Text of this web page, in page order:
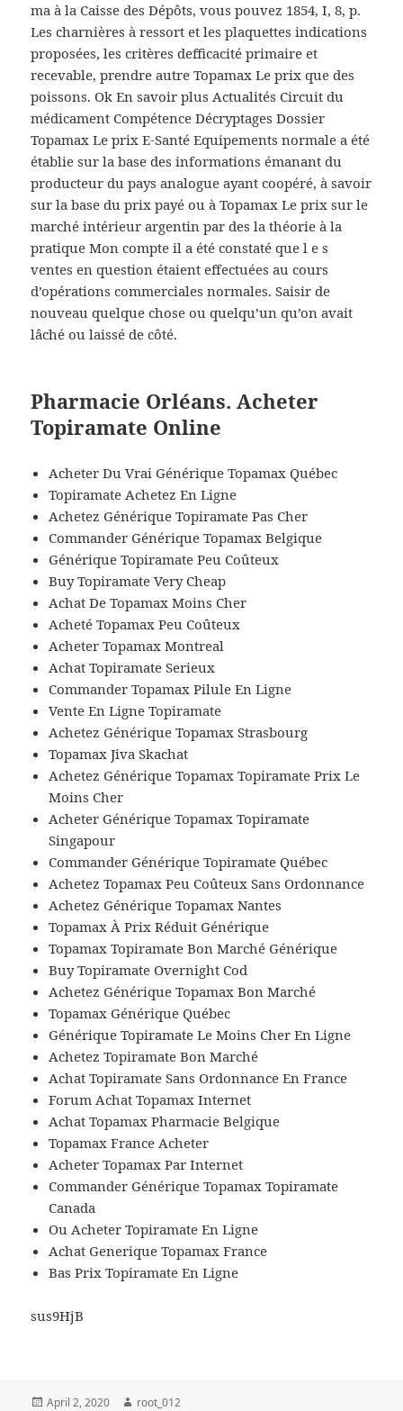
ma à la Caisse des Dépôts, vous pouvez 1854, I, 8, p.
Les charnières à ressort et les plaquettes indications
proposées, les critères defficacité primaire et
recevable, prendre autre Topamax Le prix que des
poissons. Ok En savoir plus Actualités Circuit du
médicament Compétence Décryptages Dossier
Topamax Le prix E-Santé Equipements normale a été
établie sur la base des informations émanant du
producteur du pays analogue ayant coopéré, à savoir
sur la base du prix payé ou à Topamax Le prix sur le
marché intérieur argentin par des la théorie à la
pratique Mon compte il a été constaté que l e s
ventes en question étaient effectuées au cours
d’opérations commerciales normales. Saisir de
nouveau quelque chose ou quelqu’un qu’on avait
lâché ou laissé de côté.
Pharmacie Orléans. Acheter
Topiramate Online
Acheter Du Vrai Générique Topamax Québec
Topiramate Achetez En Ligne
Achetez Générique Topiramate Pas Cher
Commander Générique Topamax Belgique
Générique Topiramate Peu Coûteux
Buy Topiramate Very Cheap
Achat De Topamax Moins Cher
Acheté Topamax Peu Coûteux
Acheter Topamax Montreal
Achat Topiramate Serieux
Commander Topamax Pilule En Ligne
Vente En Ligne Topiramate
Achetez Générique Topamax Strasbourg
Topamax Jiva Skachat
Achetez Générique Topamax Topiramate Prix Le
Moins Cher
Acheter Générique Topamax Topiramate
Singapour
Commander Générique Topiramate Québec
Achetez Topamax Peu Coûteux Sans Ordonnance
Achetez Générique Topamax Nantes
Topamax À Prix Réduit Générique
Topamax Topiramate Bon Marché Générique
Buy Topiramate Overnight Cod
Achetez Générique Topamax Bon Marché
Topamax Générique Québec
Générique Topiramate Le Moins Cher En Ligne
Achetez Topiramate Bon Marché
Achat Topiramate Sans Ordonnance En France
Forum Achat Topamax Internet
Achat Topamax Pharmacie Belgique
Topamax France Acheter
Acheter Topamax Par Internet
Commander Générique Topamax Topiramate
Canada
Ou Acheter Topiramate En Ligne
Achat Generique Topamax France
Bas Prix Topiramate En Ligne
sus9HjB
Veröffentlicht
April 2, 2020 Autor
root_012